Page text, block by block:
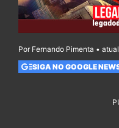
Por Fernando Pimenta •
SIGA NO GOOGLE